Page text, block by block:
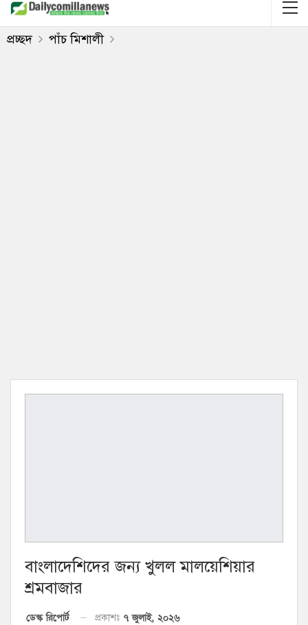
প্রচ্ছদ পাঁচ মিশালী
বাংলাদেশিদের জন্য খুলল মালয়েশিয়ার
শ্রমবাজার
ডেস্ক রিপোর্ট প্রকাশঃ ৭ জুলাই, ২০২৬